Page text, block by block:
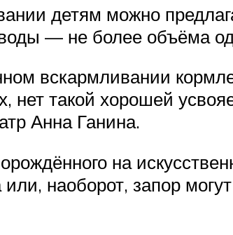
детям можно
— не более объёма
вскармливании
такой хорошей
Анна Ганина.
на
наоборот, запор